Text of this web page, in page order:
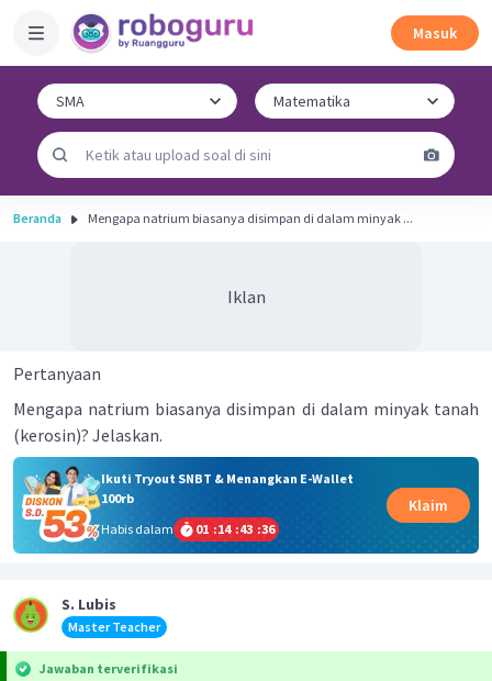
Masuk
Beranda Mengapa natrium biasanya disimpan di dalam minyak ...
Iklan
Pertanyaan
Mengapa natrium biasanya disimpan di dalam minyak tanah
(kerosin)? Jelaskan.
Ikuti Tryout SNBT & Menangkan E-Wallet
100rb
Habis dalam
01 :14 :43 :36
Klaim
S. Lubis
Master Teacher
Jawaban terverifikasi